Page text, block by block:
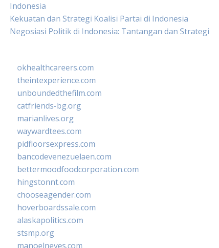
Indonesia
Kekuatan dan Strategi Koalisi Partai di Indonesia
Negosiasi Politik di Indonesia: Tantangan dan Strategi
okhealthcareers.com
theintexperience.com
unboundedthefilm.com
catfriends-bg.org
marianlives.org
waywardtees.com
pidfloorsexpress.com
bancodevenezuelaen.com
bettermoodfoodcorporation.com
hingstonnt.com
chooseagender.com
hoverboardssale.com
alaskapolitics.com
stsmp.org
manoelneves.com